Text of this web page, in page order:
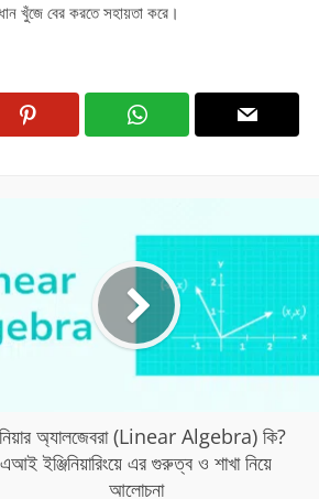
খুঁজে বের করতে সহায়তা করে।
অ্যালজেবরা (Linear Algebra) কি?
এআই ইঞ্জিনিয়ারিংয়ে এর গুরুত্ব ও শাখা নিয়ে
আলোচনা